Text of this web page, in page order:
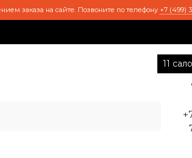
заказа на сайте. Позвоните по телефону +7 (499)
11